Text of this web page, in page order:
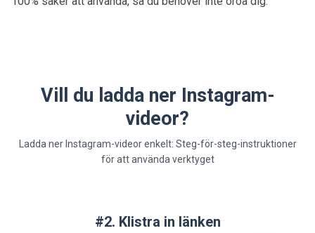
Vill du ladda ner Instagram-
videor?
Ladda ner Instagram-videor enkelt: Steg-för-steg-instruktioner
för att använda verktyget
#2. Klistra in länken